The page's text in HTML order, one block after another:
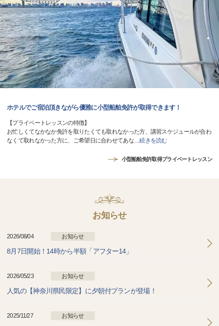
ホテルでご宿泊頂きながら優雅に小型船舶免許が取得できます！
【プライベートレッスンの特徴】
お忙しくてなかなか免許を取りたくても取れなかった方、講習スケジュールが合わ
なくて取れなかった方に、ご希望日に合わせてあな…続きを読む
小型船舶免許取得プライベートレッスン
お知らせ
2026/08/04 お知らせ
8月7日開始！14時から半額「アフター14」
2026/05/23 お知らせ
人気の【神奈川県民限定】に夕朝付プランが登場！
2025/11/27 お知らせ